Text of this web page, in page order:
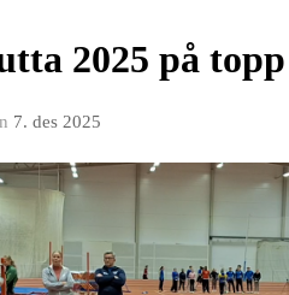
2025 på topp
7. des 2025